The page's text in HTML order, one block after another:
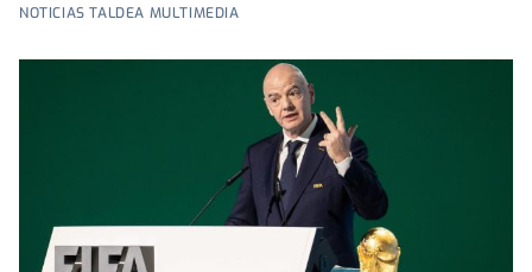
NOTICIAS TALDEA MULTIMEDIA